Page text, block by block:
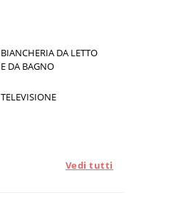
BIANCHERIA DA LETTO
E DA BAGNO
TELEVISIONE
Vedi tutti